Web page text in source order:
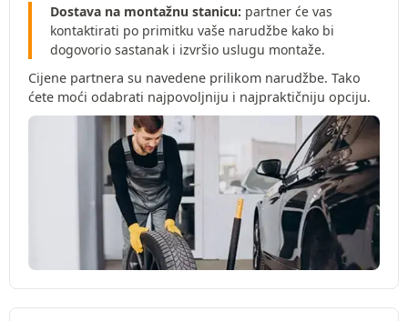
Dostava na montažnu stanicu: partner će vas
kontaktirati po primitku vaše narudžbe kako bi
dogovorio sastanak i izvršio uslugu montaže.
Cijene partnera su navedene prilikom narudžbe. Tako
ćete moći odabrati najpovoljniju i najpraktičniju opciju.